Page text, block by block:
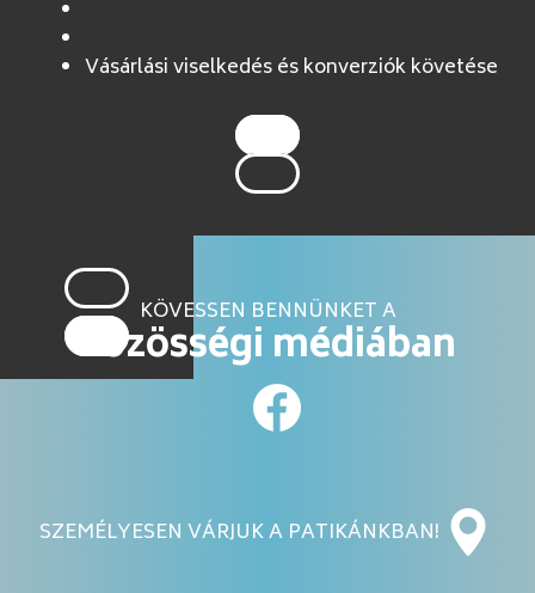
Vásárlási viselkedés és konverziók követése
KÖVESSEN BENNÜNKET A
közösségi médiában
SZEMÉLYESEN VÁRJUK A PATIKÁNKBAN!